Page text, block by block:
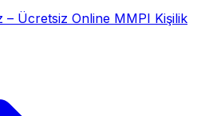
– Ücretsiz Online MMPI Kişilik